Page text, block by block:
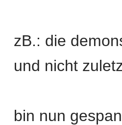
zB.: die
und nicht
bin nun